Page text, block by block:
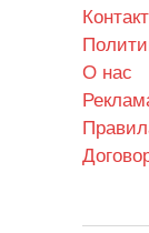
О нас